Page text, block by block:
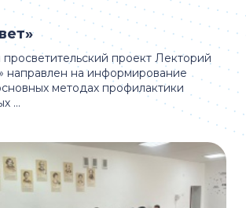
проект Лекторий
направлен на информирование
методах профилактики
...